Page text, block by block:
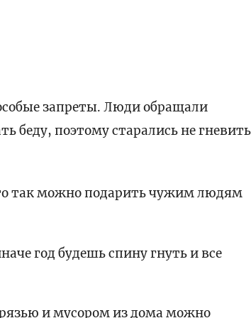
запреты. Люди обращали
беду, поэтому старались не гневить
так можно подарить чужим людям
год будешь спину гнуть и все
и мусором из дома можно